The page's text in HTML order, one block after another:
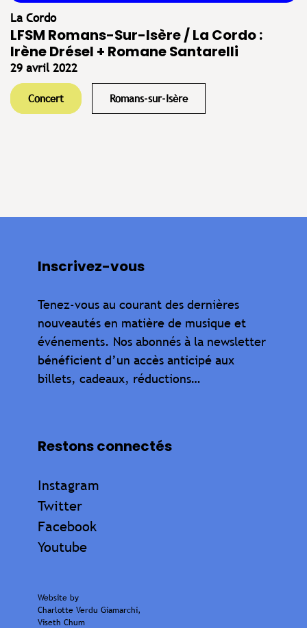
La Cordo
LFSM Romans-Sur-Isère / La Cordo :
Irène Drésel + Romane Santarelli
29 avril 2022
Concert Romans-sur-Isère
Inscrivez-vous
Tenez-vous au courant des dernières
nouveautés en matière de musique et
événements. Nos abonnés à la newsletter
bénéficient d’un accès anticipé aux
billets, cadeaux, réductions…
Restons connectés
Instagram
Twitter
Facebook
Youtube
Website by
Charlotte Verdu Giamarchi,
Viseth Chum